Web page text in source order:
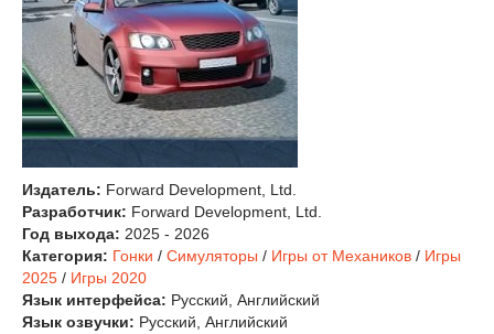
Издатель: Forward Development, Ltd.
Разработчик: Forward Development, Ltd.
Год выхода: 2025 - 2026
Категория: Гонки / Симуляторы / Игры от Механиков / Игры
2025 / Игры 2020
Язык интерфейса: Русский, Английский
Язык озвучки: Русский, Английский